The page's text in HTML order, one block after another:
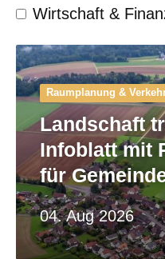
Wirtschaft &
04. Aug 2026
Raumplanung &
Landschaft
Infoblatt mit
für